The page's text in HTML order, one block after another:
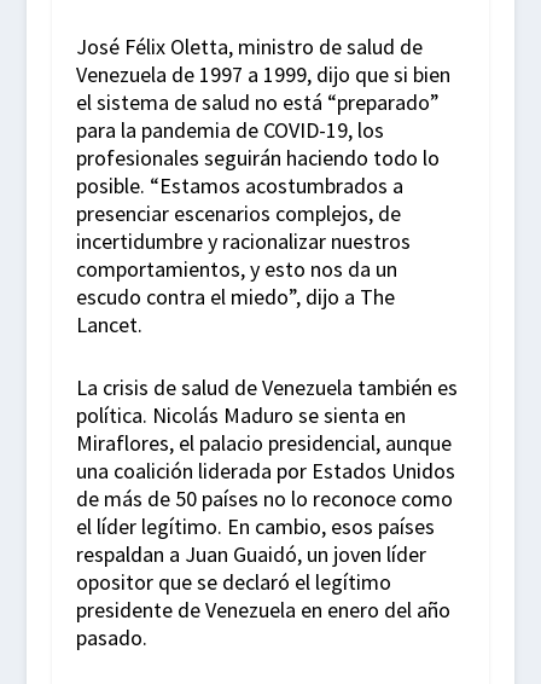
José Félix Oletta, ministro de salud de
Venezuela de 1997 a 1999, dijo que si bien
el sistema de salud no está “preparado”
para la pandemia de COVID-19, los
profesionales seguirán haciendo todo lo
posible. “Estamos acostumbrados a
presenciar escenarios complejos, de
incertidumbre y racionalizar nuestros
comportamientos, y esto nos da un
escudo contra el miedo”, dijo a The
Lancet.
La crisis de salud de Venezuela también es
política. Nicolás Maduro se sienta en
Miraflores, el palacio presidencial, aunque
una coalición liderada por Estados Unidos
de más de 50 países no lo reconoce como
el líder legítimo. En cambio, esos países
respaldan a Juan Guaidó, un joven líder
opositor que se declaró el legítimo
presidente de Venezuela en enero del año
pasado.